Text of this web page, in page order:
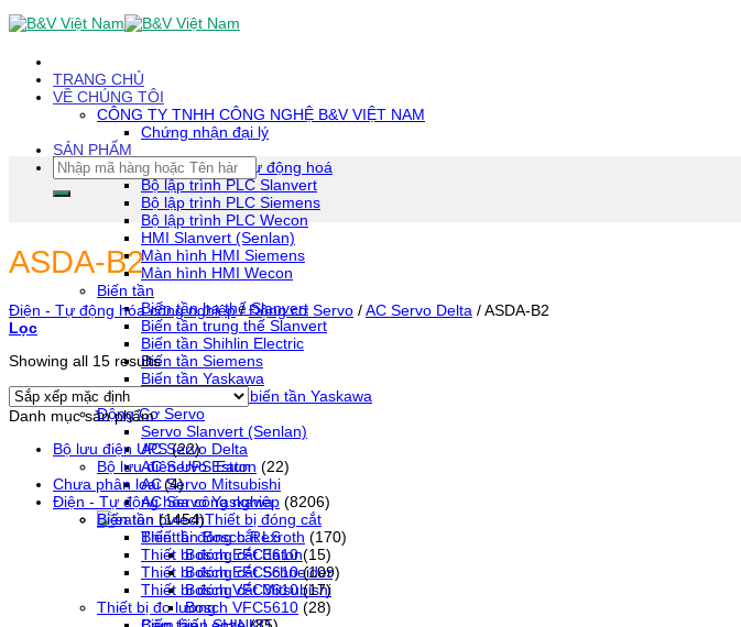
Skip
To
(tạm
dịch)
TRANG CHỦ
VỀ CHÚNG TÔI
CÔNG TY TNHH CÔNG NGHỆ B&V VIỆT NAM
Chứng nhận đại lý
SẢN PHẨM
Thiết bị tự động hoá
Bộ lập trình PLC Slanvert
Bộ lập trình PLC Siemens
Bộ lập trình PLC Wecon
HMI Slanvert (Senlan)
Màn hình HMI Siemens
Màn hình HMI Wecon
Biến tần
Biến tần hạ thế Slanvert
Biến tần trung thế Slanvert
Biến tần Shihlin Electric
Biến tần Siemens
Biến tần Yaskawa
Phụ kiện biến tần Yaskawa
Động Cơ Servo
Servo Slanvert (Senlan)
AC Servo Delta
AC Servo Estun
AC Servo Mitsubishi
AC Servo Yaskawa
Thiết bị đóng cắt
Thiết bị đóng cắt LS
Thiết bị đóng cắt Eaton
Thiết bị đóng cắt Schneider
Thiết bị đóng cắt Mitsubishi
Thiết bị đo lường
Tìm
kiếm:
ASDA-B2
Điện - Tự động hóa công nghiệp / Động cơ Servo /AC Servo Delta /ASDA-B2
Lọc
Showing all 15 results
Danh mục sản phẩm
Bộ lưu điện UPS (22)
Bộ lưu điện UPS Eaton (22)
Chưa phân loại (4)
Điện - Tự động hóa công nghiệp (8206)
Biến tần (1454)
Biến tần Bosch Rexroth (170)
Bosch EFC3610 (15)
Bosch EFC5610 (109)
Bosch VFC3610 (17)
Bosch VFC5610 (28)